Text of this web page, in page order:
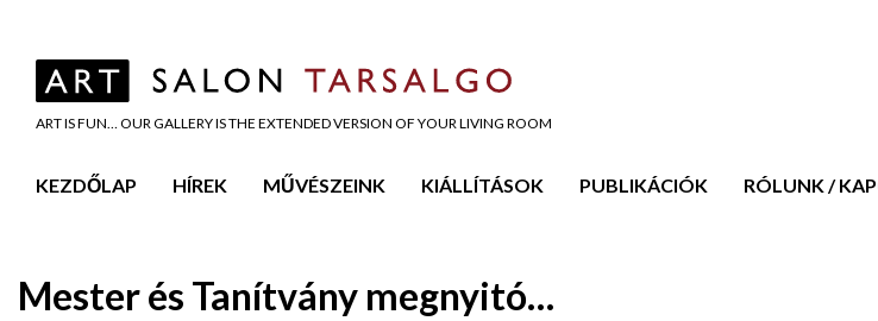
ART IS FUN… OUR GALLERY IS THE EXTENDED VERSION OF YOUR LIVING ROOM
KEZDŐLAP HÍREK MŰVÉSZEINK KIÁLLÍTÁSOK PUBLIKÁCIÓK RÓLUNK /
Mester és Tanítvány megnyitó…